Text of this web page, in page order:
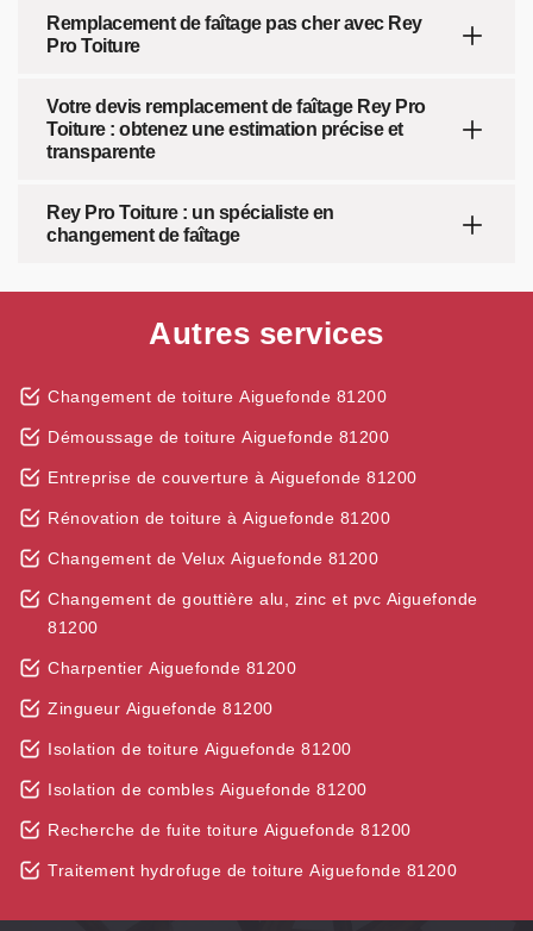
Remplacement de faîtage pas cher avec Rey
Pro Toiture
Votre devis remplacement de faîtage Rey Pro
Toiture : obtenez une estimation précise et
transparente
Rey Pro Toiture : un spécialiste en
changement de faîtage
Autres services
Changement de toiture Aiguefonde 81200
Démoussage de toiture Aiguefonde 81200
Entreprise de couverture à Aiguefonde 81200
Rénovation de toiture à Aiguefonde 81200
Changement de Velux Aiguefonde 81200
Changement de gouttière alu, zinc et pvc Aiguefonde
81200
Charpentier Aiguefonde 81200
Zingueur Aiguefonde 81200
Isolation de toiture Aiguefonde 81200
Isolation de combles Aiguefonde 81200
Recherche de fuite toiture Aiguefonde 81200
Traitement hydrofuge de toiture Aiguefonde 81200